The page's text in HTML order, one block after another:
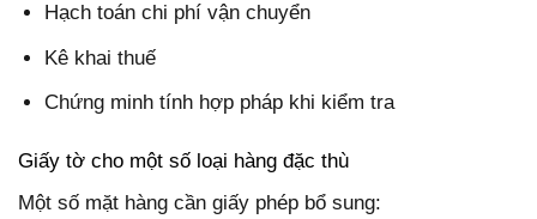
Hạch toán chi phí vận chuyển
Kê khai thuế
Chứng minh tính hợp pháp khi kiểm tra
Giấy tờ cho một số loại hàng đặc thù
Một số mặt hàng cần giấy phép bổ sung: